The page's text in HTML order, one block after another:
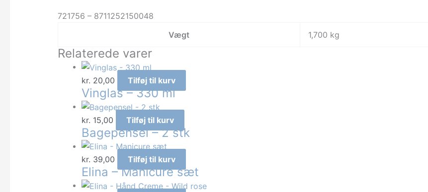
antal
721756 – 8711252150048
Vægt
1,700 kg
Relaterede varer
kr. 20,00 Tilføj til kurv
Vinglas – 330 ml
kr. 15,00 Tilføj til kurv
Bagepensel – 2 stk
kr. 39,00 Tilføj til kurv
Elina – Manicure sæt